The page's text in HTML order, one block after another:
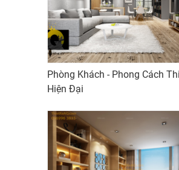
Phòng Khách - Phong Cách
Hiện Đại